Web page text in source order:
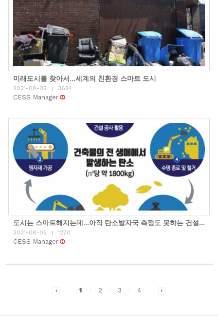
미래도시를 찾아서…세계의 친환경 스마트 도시
2021-08-02 | 3624
CESS Manager
도시는 스마트해지는데…아직 탄소발자국 측정도 못하는 건설업계
2021-08-02 | 1270
CESS Manager
1 2 3 4